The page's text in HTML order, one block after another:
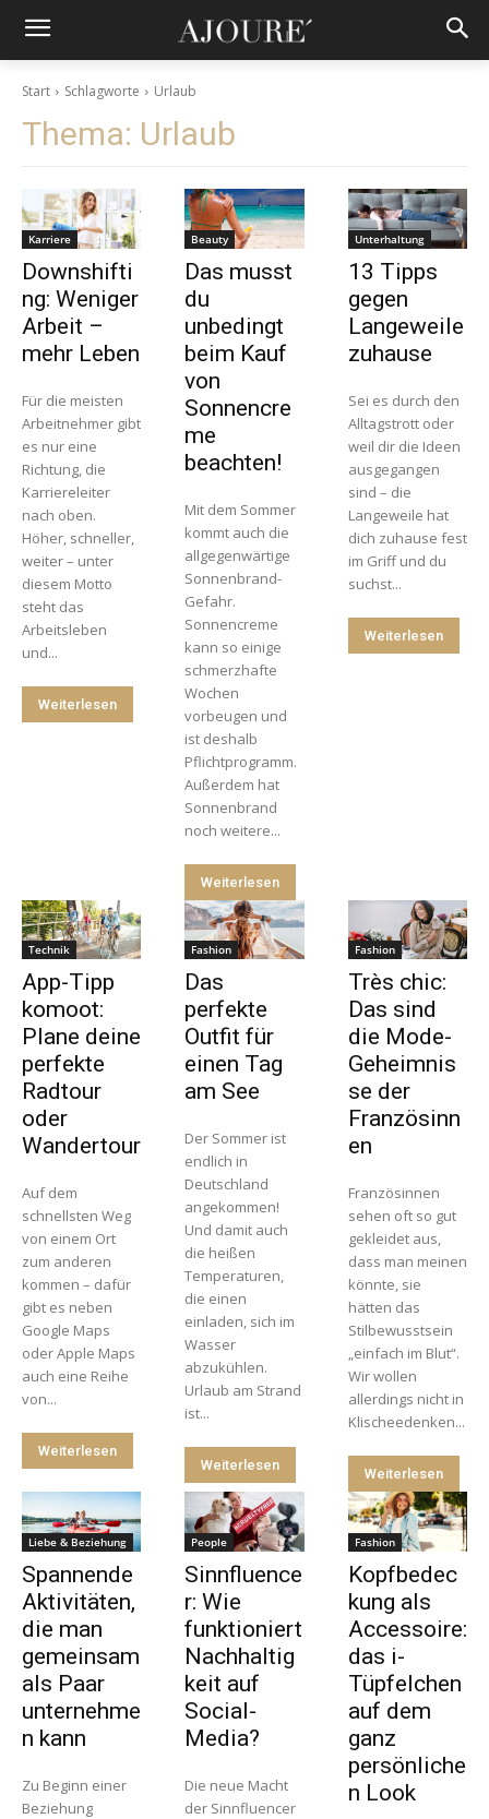
Start Schlagworte Urlaub
Thema: Urlaub
Karriere
Downshifti
ng: Weniger
Arbeit –
mehr Leben
Für die meisten
Arbeitnehmer gibt
es nur eine
Richtung, die
Karriereleiter
nach oben.
Höher, schneller,
weiter – unter
diesem Motto
steht das
Arbeitsleben
und...
Weiterlesen
Beauty
Das musst
du
unbedingt
beim Kauf
von
Sonnencre
me
beachten!
Mit dem Sommer
kommt auch die
allgegenwärtige
Sonnenbrand-
Gefahr.
Sonnencreme
kann so einige
schmerzhafte
Wochen
vorbeugen und
ist deshalb
Pflichtprogramm.
Außerdem hat
Sonnenbrand
noch weitere...
Weiterlesen
Unterhaltung
13 Tipps
gegen
Langeweile
zuhause
Sei es durch den
Alltagstrott oder
weil dir die Ideen
ausgegangen
sind – die
Langeweile hat
dich zuhause fest
im Griff und du
suchst...
Weiterlesen
Technik
App-Tipp
komoot:
Plane deine
perfekte
Radtour
oder
Wandertour
Auf dem
schnellsten Weg
von einem Ort
zum anderen
kommen – dafür
gibt es neben
Google Maps
oder Apple Maps
auch eine Reihe
von...
Weiterlesen
Fashion
Das
perfekte
Outfit für
einen Tag
am See
Der Sommer ist
endlich in
Deutschland
angekommen!
Und damit auch
die heißen
Temperaturen,
die einen
einladen, sich im
Wasser
abzukühlen.
Urlaub am Strand
ist...
Weiterlesen
Fashion
Très chic:
Das sind
die Mode-
Geheimnis
se der
Französinn
en
Französinnen
sehen oft so gut
gekleidet aus,
dass man meinen
könnte, sie
hätten das
Stilbewusstsein
„einfach im Blut“.
Wir wollen
allerdings nicht in
Klischeedenken...
Weiterlesen
Liebe & Beziehung
Spannende
Aktivitäten,
die man
gemeinsam
als Paar
unternehme
n kann
Zu Beginn einer
Beziehung
People
Sinnfluence
r: Wie
funktioniert
Nachhaltig
keit auf
Social-
Media?
Die neue Macht
der Sinnfluencer
Fashion
Kopfbedec
kung als
Accessoire:
das i-
Tüpfelchen
auf dem
ganz
persönliche
n Look